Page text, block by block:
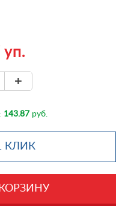
уп.
+
143.87руб.
КЛИК